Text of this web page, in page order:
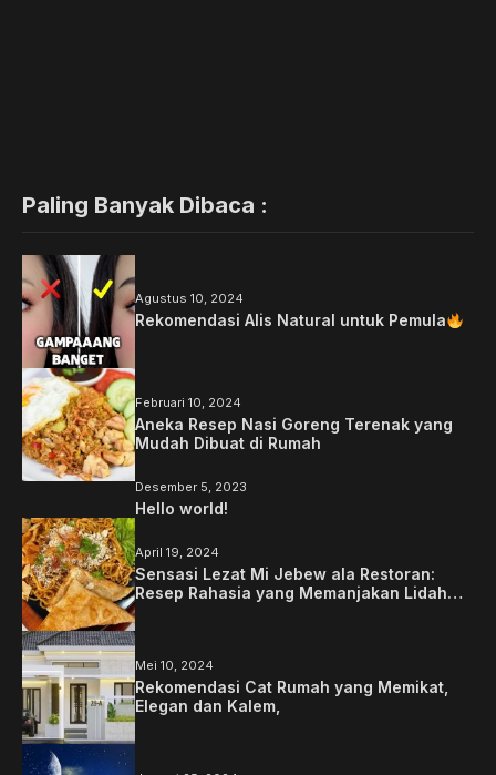
Paling Banyak Dibaca :
Agustus 10, 2024
Rekomendasi Alis Natural untuk Pemula
Februari 10, 2024
Aneka Resep Nasi Goreng Terenak yang
Mudah Dibuat di Rumah
Desember 5, 2023
Hello world!
April 19, 2024
Sensasi Lezat Mi Jebew ala Restoran:
Resep Rahasia yang Memanjakan Lidah
Mei 10, 2024
Rekomendasi Cat Rumah yang Memikat,
Elegan dan Kalem,